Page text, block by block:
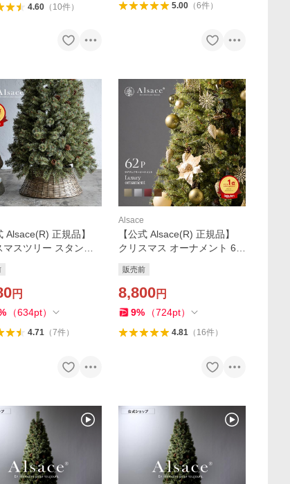
4.60（ 10件） 5.00（6件）
Alsace(R) 正規品】
マスツリー スタンド
】 鉢カバー 足元隠し
スカバー おしゃれ シ
アルザス
円
（634pt）
4.71（7件）
Alsace
【公式 Alsace(R) 正規品】
クリスマス オーナメント 62
ト 飾り アルザス 柊 ゴールド
シルバー レッド ブラウン ボ
ール Alsace
販売前
8,800円
9% （724pt）
4.81（ 16件）